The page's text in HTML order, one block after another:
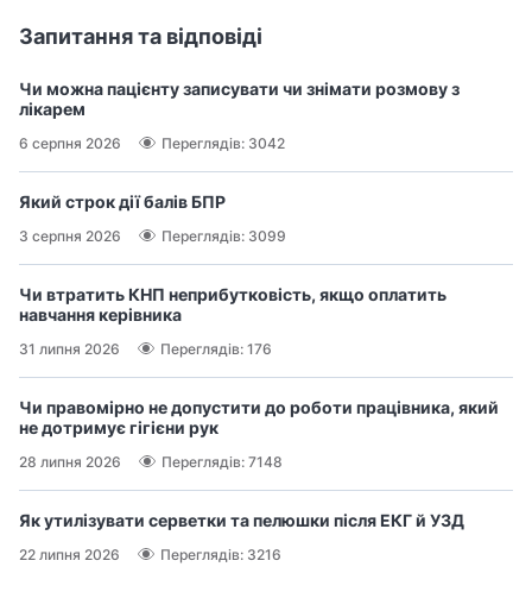
Запитання та відповіді
Чи можна пацієнту записувати чи знімати розмову з
лікарем
6 серпня 2026 Переглядів: 3042
Який строк дії балів БПР
3 серпня 2026 Переглядів: 3099
Чи втратить КНП неприбутковість, якщо оплатить
навчання керівника
31 липня 2026 Переглядів: 176
Чи правомірно не допустити до роботи працівника, який
не дотримує гігієни рук
28 липня 2026 Переглядів: 7148
Як утилізувати серветки та пелюшки після ЕКГ й УЗД
22 липня 2026 Переглядів: 3216